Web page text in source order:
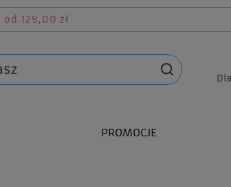
od 129,00 zł
PROMOCJE